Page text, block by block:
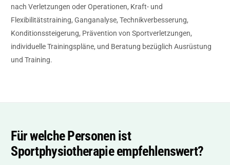
nach Verletzungen oder Operationen, Kraft- und
Flexibilitätstraining, Ganganalyse, Technikverbesserung,
Konditionssteigerung, Prävention von Sportverletzungen,
individuelle Trainingspläne, und Beratung bezüglich Ausrüstung
und Training.
Für welche Personen ist
Sportphysiotherapie empfehlenswert?